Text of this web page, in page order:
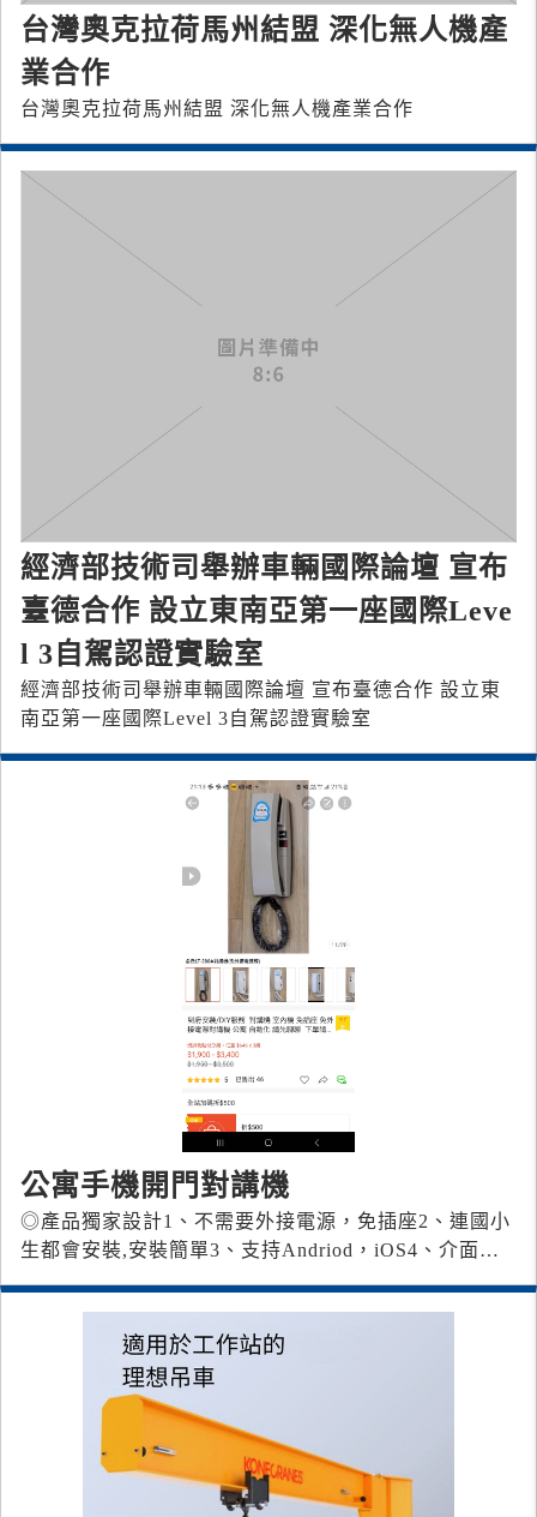
台灣奧克拉荷馬州結盟 深化無人機產
業合作
台灣奧克拉荷馬州結盟 深化無人機產業合作
經濟部技術司舉辦車輛國際論壇 宣布
臺德合作 設立東南亞第一座國際Leve
l 3自駕認證實驗室
經濟部技術司舉辦車輛國際論壇 宣布臺德合作 設立東
南亞第一座國際Level 3自駕認證實驗室
公寓手機開門對講機
◎產品獨家設計 1、不需要外接電源，免插座 2、連國小
生都會安裝,安裝簡單 3、支持Andriod，iOS 4、介面WI